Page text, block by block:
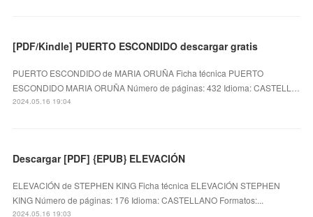
[PDF/Kindle] PUERTO ESCONDIDO descargar gratis
PUERTO ESCONDIDO de MARIA ORUÑA Ficha técnica PUERTO
ESCONDIDO MARIA ORUÑA Número de páginas: 432 Idioma: CASTELL…
2024.05.16 19:04
Descargar [PDF] {EPUB} ELEVACIÓN
ELEVACIÓN de STEPHEN KING Ficha técnica ELEVACIÓN STEPHEN
KING Número de páginas: 176 Idioma: CASTELLANO Formatos:...
2024.05.16 19:03